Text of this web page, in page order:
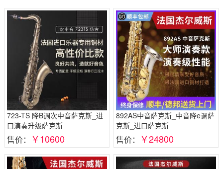
723-TS 降B调次中音萨克斯_进
口演奏升级萨克斯
售价： ￥10600
892AS中音萨克斯_中音降e调萨
克斯_进口萨克斯
售价： ￥24800